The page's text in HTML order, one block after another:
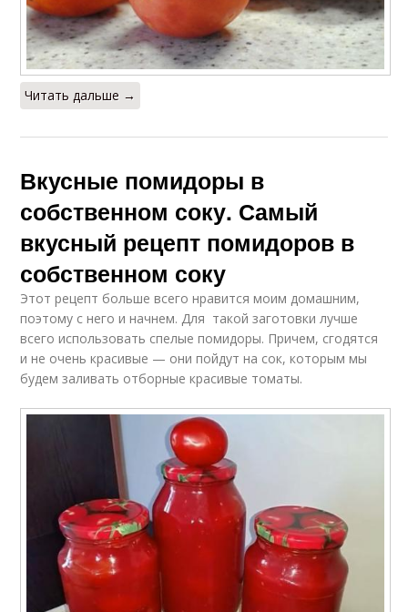
Читать дальше →
Вкусные помидоры в
собственном соку. Самый
вкусный рецепт помидоров в
собственном соку
Этот рецепт больше всего нравится моим домашним,
поэтому с него и начнем. Для такой заготовки лучше
всего использовать спелые помидоры. Причем, сгодятся
и не очень красивые — они пойдут на сок, которым мы
будем заливать отборные красивые томаты.